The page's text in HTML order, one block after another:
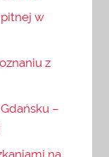
w
z
–
na